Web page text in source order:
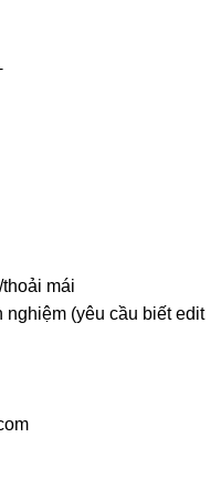
mái
(yêu cầu biết edit